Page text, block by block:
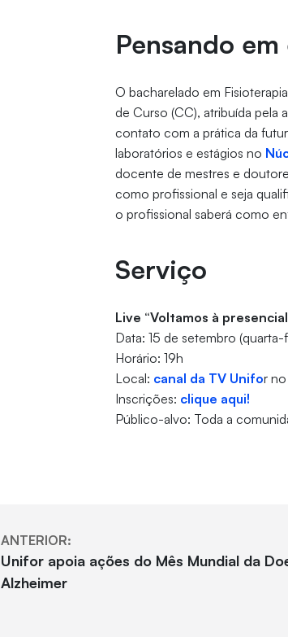
Pensando
O bacharelado em
de Curso (CC), atribuída pela
contato com a prática da
laboratórios e estágios no
docente de mestres e
como profissional e seja
o profissional saberá como
Serviço
Live “Voltamos à
Data: 15 de setembro (quarta-
Horário: 19h
Local: canal da TV Unifor no
Inscrições: clique aqui!
Público-alvo: Toda a
ANTERIOR:
Unifor apoia ações do Mês Mundial da
Alzheimer